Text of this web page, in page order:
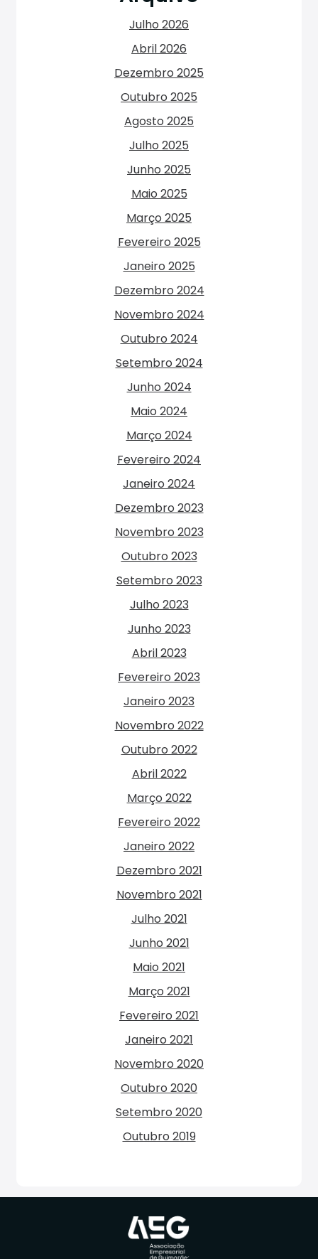
Julho 2026
Abril 2026
Dezembro 2025
Outubro 2025
Agosto 2025
Julho 2025
Junho 2025
Maio 2025
Março 2025
Fevereiro 2025
Janeiro 2025
Dezembro 2024
Novembro 2024
Outubro 2024
Setembro 2024
Junho 2024
Maio 2024
Março 2024
Fevereiro 2024
Janeiro 2024
Dezembro 2023
Novembro 2023
Outubro 2023
Setembro 2023
Julho 2023
Junho 2023
Abril 2023
Fevereiro 2023
Janeiro 2023
Novembro 2022
Outubro 2022
Abril 2022
Março 2022
Fevereiro 2022
Janeiro 2022
Dezembro 2021
Novembro 2021
Julho 2021
Junho 2021
Maio 2021
Março 2021
Fevereiro 2021
Janeiro 2021
Novembro 2020
Outubro 2020
Setembro 2020
Outubro 2019